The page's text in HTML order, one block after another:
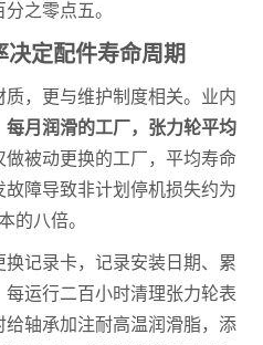
之零点五。
定配件寿命周期
，更与维护制度相关。业内
每月润滑的工厂，张力轮平均
做被动更换的工厂，平均寿命
障导致非计划停机损失约为
的八倍。
记录卡，记录安装日期、累
运行二百小时清理张力轮表
轴承加注耐高温润滑脂，添